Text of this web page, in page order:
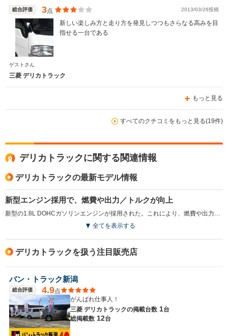
総合評価 3点 2013/03/26投稿
新しい楽しみ方と走り方を発見しつつもさらなる高みを目
指せる一台である
ゲストさん
三菱 デリカトラック
もっと見る
すべてのクチコミをもっと見る(19件)
デリカトラックに関する関連情報
デリカトラックの最新モデル情報
新型エンジン採用で、燃費や出力／トルクが向上
全てを表示する
デリカトラックを扱う注目販売店
バン・トラック新潟
総合評価 4.9点
がんばれ仕事人！
三菱 デリカトラックの掲載台数 1台
総掲載数 12台